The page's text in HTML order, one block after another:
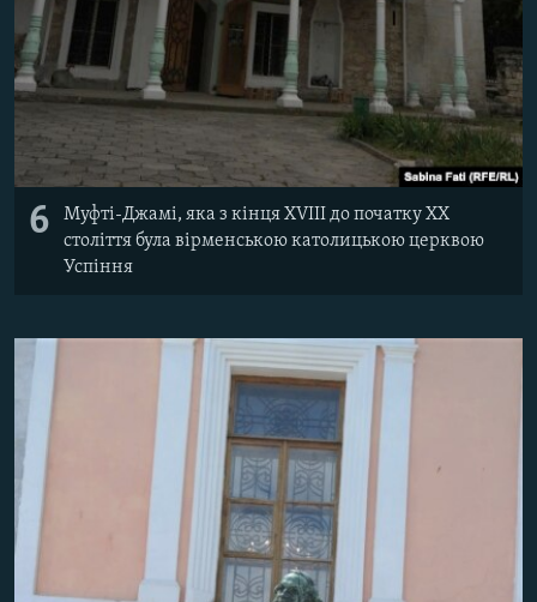
6
Муфті-Джамі, яка з кінця XVIII до початку XX
століття була вірменською католицькою церквою
Успіння